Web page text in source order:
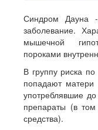
Синдром Дауна
заболевание.
мышечной
пороками
В группу риска
попадают
употреблявшие
препараты (в
средства).